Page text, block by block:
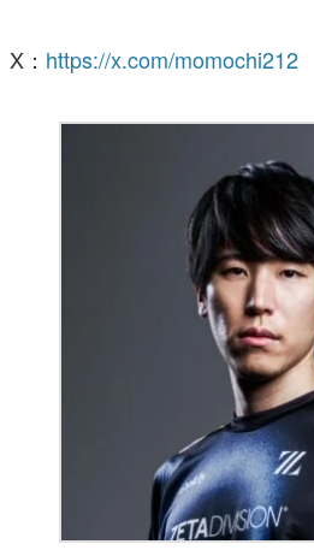
X： https://x.com/momochi212